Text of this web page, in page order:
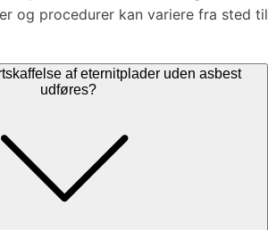
og procedurer kan variere fra sted til
af eternitplader uden asbest
udføres?